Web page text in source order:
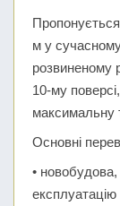
м у
розвиненому
10-му
максимальну
Основні
•
експлуатацію